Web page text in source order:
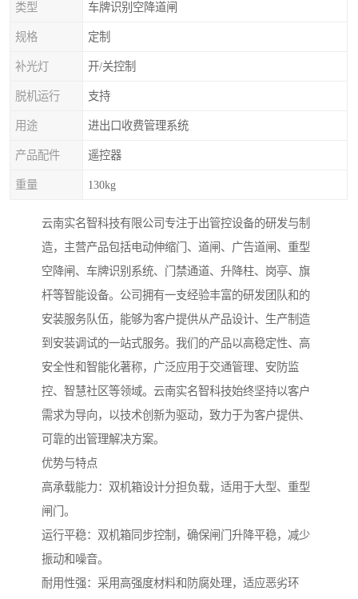
类型 车牌识别空降道闸
规格 定制
补光灯 开/关控制
脱机运行 支持
用途 进出口收费管理系统
产品配件 遥控器
重量 130kg
云南实名智科技有限公司专注于出管控设备的研发与制
造，主营产品包括电动伸缩门、道闸、广告道闸、重型
空降闸、车牌识别系统、门禁通道、升降柱、岗亭、旗
杆等智能设备。公司拥有一支经验丰富的研发团队和的
安装服务队伍，能够为客户提供从产品设计、生产制造
到安装调试的一站式服务。我们的产品以高稳定性、高
安全性和智能化著称，广泛应用于交通管理、安防监
控、智慧社区等领域。云南实名智科技始终坚持以客户
需求为导向，以技术创新为驱动，致力于为客户提供、
可靠的出管理解决方案。
优势与特点
高承载能力：双机箱设计分担负载，适用于大型、重型
闸门。
运行平稳：双机箱同步控制，确保闸门升降平稳，减少
振动和噪音。
耐用性强：采用高强度材料和防腐处理，适应恶劣环